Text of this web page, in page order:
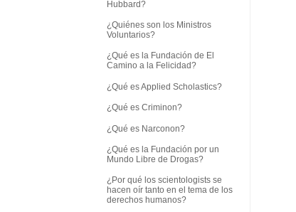
Hubbard?
¿Quiénes son los Ministros
Voluntarios?
¿Qué es la Fundación de El
Camino a la Felicidad?
¿Qué es Applied Scholastics?
¿Qué es Criminon?
¿Qué es Narconon?
¿Qué es la Fundación por un
Mundo Libre de Drogas?
¿Por qué los scientologists se
hacen oír tanto en el tema de los
derechos humanos?